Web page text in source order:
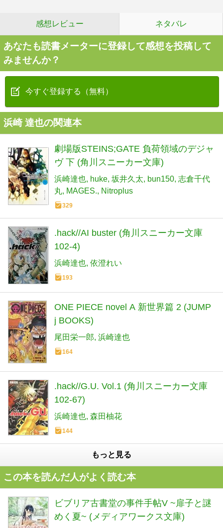
感想レビュー ネタバレ
あなたも読書メーターに登録して感想を投稿して
みませんか？
今すぐ登録する（無料）
浜崎 達也の関連本
劇場版STEINS;GATE 負荷領域のデジャ
ヴ 下 (角川スニーカー文庫)
浜崎達也 huke 坂井久太 bun150 志倉千代
丸 MAGES. Nitroplus
329
.hack//AI buster (角川スニーカー文庫
102-4)
浜崎達也 依澄れい
193
ONE PIECE novel A 新世界篇 2 (JUMP
j BOOKS)
尾田栄一郎 浜崎達也
164
.hack//G.U. Vol.1 (角川スニーカー文庫
102-67)
浜崎達也 森田柚花
144
もっと見る
この本を読んだ人がよく読む本
ビブリア古書堂の事件手帖V ~扉子と謎
めく夏~ (メディアワークス文庫)